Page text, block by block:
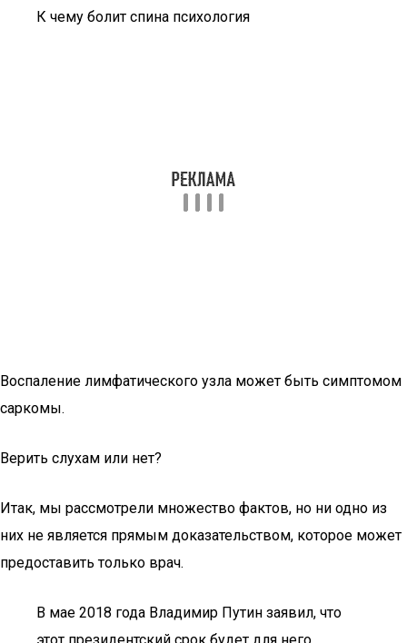
К чему болит спина психология
Воспаление лимфатического узла может быть симптомом
саркомы.
Верить слухам или нет?
Итак, мы рассмотрели множество фактов, но ни одно из
них не является прямым доказательством, которое может
предоставить только врач.
В мае 2018 года Владимир Путин заявил, что